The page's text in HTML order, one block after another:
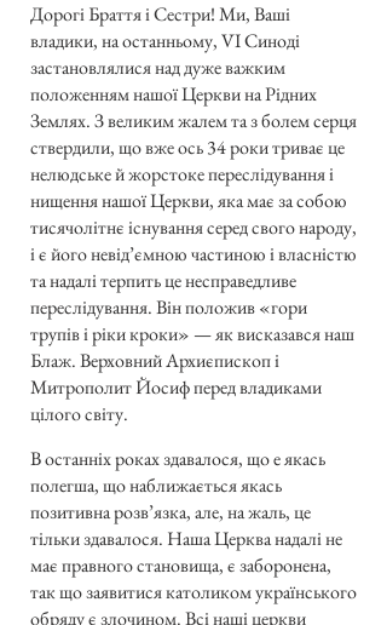
Дорогі Браття і Сестри! Ми, Ваші
владики, на останньому, VI Синоді
застановлялися над дуже важким
положенням нашої Церкви на Рідних
Землях. З великим жалем та з болем серця
ствердили, що вже ось 34 роки триває це
нелюдське й жорстоке переслідування і
нищення нашої Церкви, яка має за собою
тисячолітнє існування серед свого народу,
і є його невід’ємною частиною і власністю
та надалі терпить це несправедливе
переслідування. Він положив «гори
трупів і ріки кроки» — як висказався наш
Блаж. Верховний Архиєпископ і
Митрополит Йосиф перед владиками
цілого світу.
В останніх роках здавалося, що е якась
полегша, що наближається якась
позитивна розв’язка, але, на жаль, це
тільки здавалося. Наша Церква надалі не
має правного становища, є заборонена,
так що заявитися католиком українського
обряду є злочином. Всі наші церкви